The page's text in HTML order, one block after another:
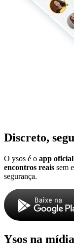
Discreto,
O ysos é o app oficial
encontros reais sem
segurança.
Ysos na mídia